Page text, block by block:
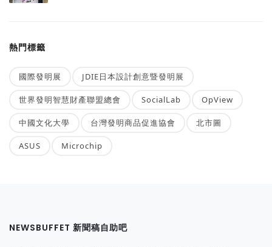
熱門標籤
國際發明展 JDIE日本設計創意暨發明展
世界發明智慧財產聯盟總會 SocialLab OpView
中國文化大學 台灣發明商品促進協會 北市圖
ASUS Microchip
NEWSBUFFET 新聞稿自助吧